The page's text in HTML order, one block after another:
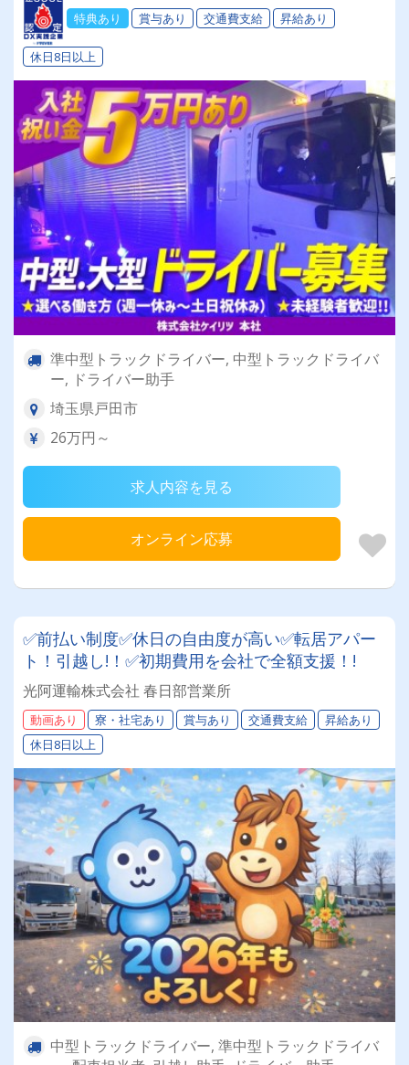
特典あり 賞与あり 交通費支給 昇給あり
休日8日以上
準中型トラックドライバー, 中型トラックドライバ
ー, ドライバー助手
埼玉県戸田市
26万円～
求人内容を見る
オンライン応募
✅前払い制度✅休日の自由度が高い✅転居アパー
ト！引越し!！✅初期費用を会社で全額支援！!
光阿運輸株式会社 春日部営業所
動画あり 寮・社宅あり 賞与あり 交通費支給
昇給あり
休日8日以上
中型トラックドライバー, 準中型トラックドライバ